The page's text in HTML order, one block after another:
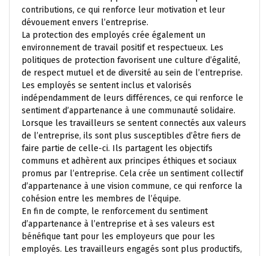
contributions, ce qui renforce leur motivation et leur
dévouement envers l’entreprise.
La protection des employés crée également un
environnement de travail positif et respectueux. Les
politiques de protection favorisent une culture d’égalité,
de respect mutuel et de diversité au sein de l’entreprise.
Les employés se sentent inclus et valorisés
indépendamment de leurs différences, ce qui renforce le
sentiment d’appartenance à une communauté solidaire.
Lorsque les travailleurs se sentent connectés aux valeurs
de l’entreprise, ils sont plus susceptibles d’être fiers de
faire partie de celle-ci. Ils partagent les objectifs
communs et adhèrent aux principes éthiques et sociaux
promus par l’entreprise. Cela crée un sentiment collectif
d’appartenance à une vision commune, ce qui renforce la
cohésion entre les membres de l’équipe.
En fin de compte, le renforcement du sentiment
d’appartenance à l’entreprise et à ses valeurs est
bénéfique tant pour les employeurs que pour les
employés. Les travailleurs engagés sont plus productifs,